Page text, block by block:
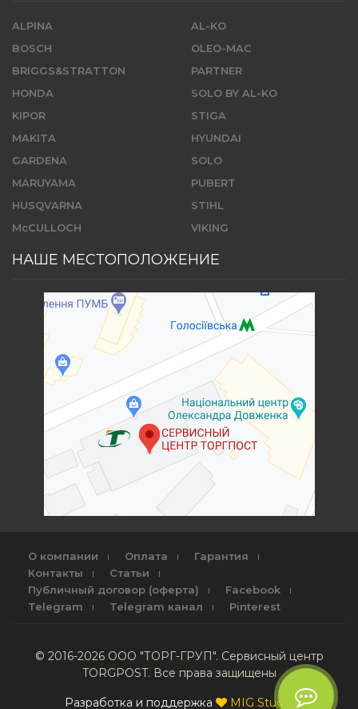
ALPINA
BOSCH
BRIGGS&STRATTON
HONDA
KIPOR
MAKITA
GARDENA
MARUYAMA
HUSQVARNA
McCULLOCH
AL-KO
OLEO-MAC
PARTNER
SOLO BY AL-KO
STIGA
HYUNDAI
SOLO
PUBERT
STIHL
VIKING
НАШЕ МЕСТОПОЛОЖЕНИЕ
О компании Оплата
Гарантия
Контакты
Статьи
Публичный договор (оферта)
Facebook
Telegram
Telegram канал Pinterest
© 2016-2026 ООО "ТОРГ-ГРУП". Сервисный центр
TORGPOST. Все права защищены
Разработка и поддержка MIG Studio